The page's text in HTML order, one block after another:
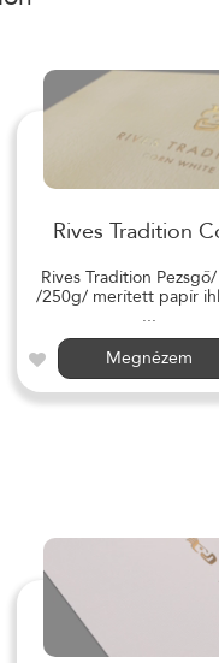
Rives Tradition
Rives Tradition
/250g/ merített papír
...
Megnézem